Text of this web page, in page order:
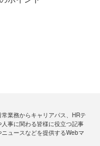
業務からキャリアパス、HRテ
事に関わる皆様に役立つ記事
ニュースなどを提供するWebマ